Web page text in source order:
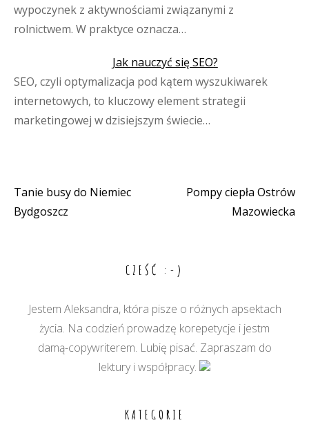
wypoczynek z aktywnościami związanymi z
rolnictwem. W praktyce oznacza…
Jak nauczyć się SEO?
SEO, czyli optymalizacja pod kątem wyszukiwarek
internetowych, to kluczowy element strategii
marketingowej w dzisiejszym świecie…
Nawigacja
Tanie busy do Niemiec
Bydgoszcz
Pompy ciepła Ostrów
Mazowiecka
CZEŚĆ :-)
Jestem Aleksandra, która pisze o różnych apsektach
życia. Na codzień prowadzę korepetycje i jestm
damą-copywriterem. Lubię pisać. Zapraszam do
lektury i współpracy.
KATEGORIE